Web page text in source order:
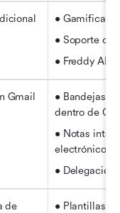
•
• Soporte
• Freddy AI
Gmail
• Bandejas
dentro de
• Notas
electrónicos
• Delegación
de
• Plantillas